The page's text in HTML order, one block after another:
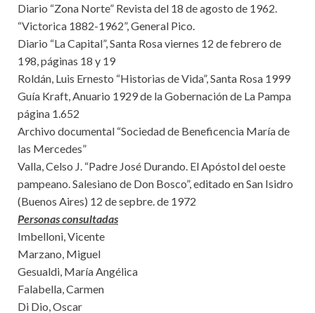
Diario “Zona Norte” Revista del 18 de agosto de 1962.
“Victorica 1882-1962”, General Pico.
Diario “La Capital”, Santa Rosa viernes 12 de febrero de
198, páginas 18 y 19
Roldán, Luis Ernesto “Historias de Vida”, Santa Rosa 1999
Guía Kraft, Anuario 1929 de la Gobernación de La Pampa
página 1.652
Archivo documental “Sociedad de Beneficencia María de
las Mercedes”
Valla, Celso J. “Padre José Durando. El Apóstol del oeste
pampeano. Salesiano de Don Bosco”, editado en San Isidro
(Buenos Aires) 12 de sepbre. de 1972
Personas consultadas
Imbelloni, Vicente
Marzano, Miguel
Gesualdi, María Angélica
Falabella, Carmen
Di Dio, Oscar